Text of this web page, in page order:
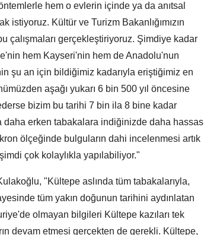
hem o evlerin içinde ya da anıtsal
istiyoruz. Kültür ve Turizm Bakanlığımızın
çalışmaları gerçekleştiriyoruz. Şimdiye kadar
hem Kayseri'nin hem de Anadolu'nun
şu an için bildiğimiz kadarıyla eriştiğimiz en
aşağı yukarı 6 bin 500 yıl öncesine
bizim bu tarihi 7 bin ila 8 bine kadar
erken tabakalara indiğinizde daha hassas
ölçeğinde bulguların dahi incelenmesi artık
çok kolaylıkla yapılabiliyor."
"Kültepe aslında tüm tabakalarıyla,
tüm yakın doğunun tarihini aydınlatan
olmayan bilgileri Kültepe kazıları tek
devam etmesi gerçekten de gerekli. Kültepe,